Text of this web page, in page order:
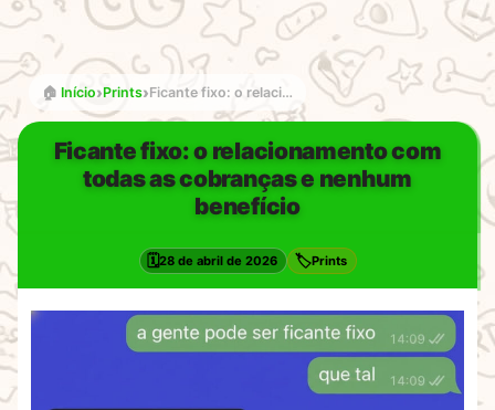
🏠 Início›Prints› Ficante fixo: o relacionamento com todas as cobranças e nenhum benefício
Ficante fixo: o relacionamento com
todas as cobranças e nenhum
benefício
🗓️28 de abril de 2026 🏷️Prints